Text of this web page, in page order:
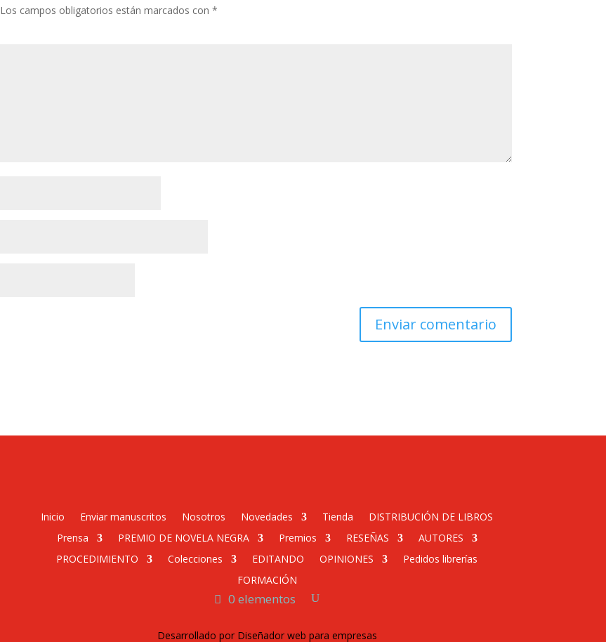
Los campos obligatorios están marcados con*
Inicio Enviar manuscritos Nosotros Novedades Tienda
DISTRIBUCIÓN DE LIBROS
Prensa
PREMIO DE NOVELA NEGRA Premios RESEÑAS
AUTORES
PROCEDIMIENTO
Colecciones EDITANDO OPINIONES
Pedidos librerías
FORMACIÓN
0 elementos
Desarrollado por Diseñador web para empresas